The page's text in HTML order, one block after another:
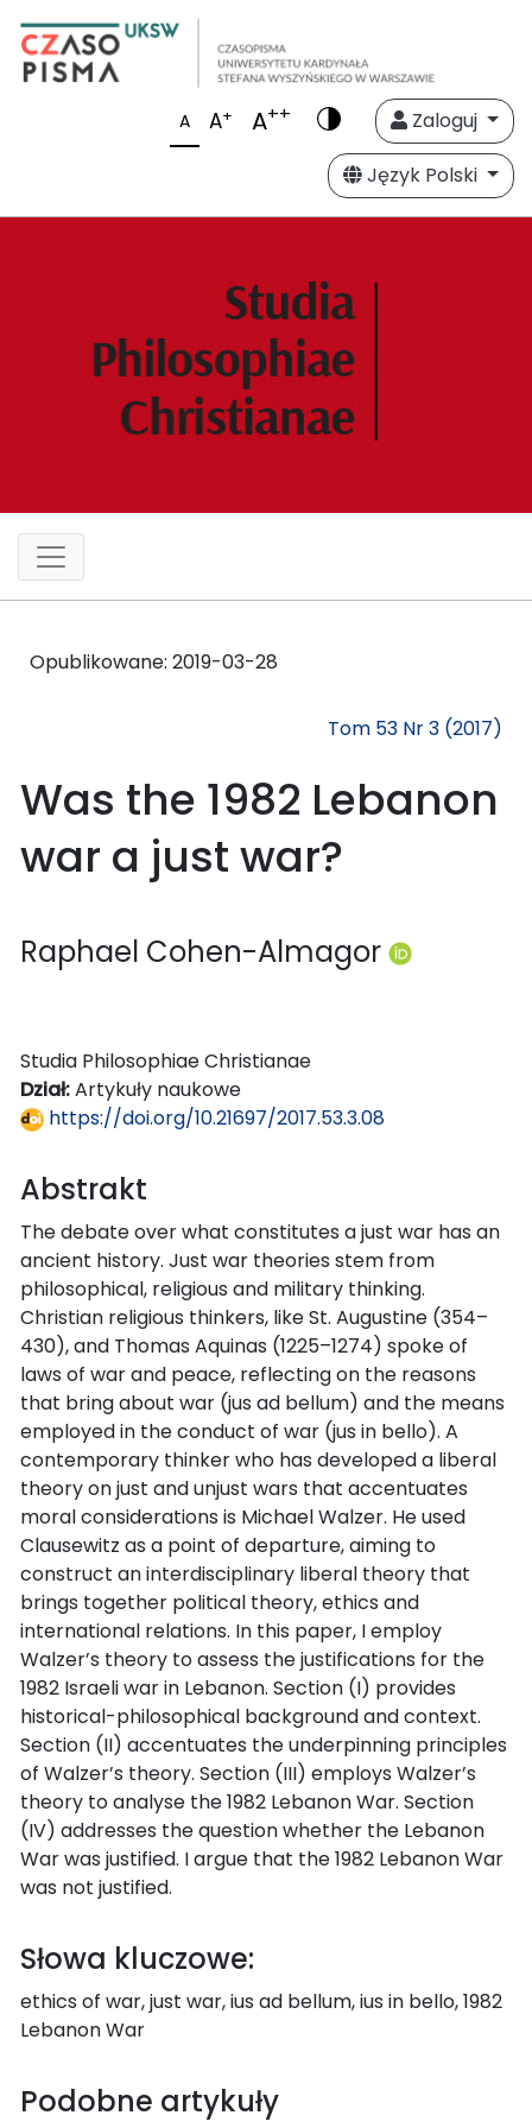
A A+ A++
Zaloguj
Język Polski
Opublikowane: 2019-03-28
Tom 53 Nr 3 (2017)
Was the 1982 Lebanon
war a just war?
Raphael Cohen-Almagor
Studia Philosophiae Christianae
Dział:Artykuły naukowe
https://doi.org/10.21697/2017.53.3.08
Abstrakt
The debate over what constitutes a just war has an
ancient history. Just war theories stem from
philosophical, religious and military thinking.
Christian religious thinkers, like St. Augustine (354–
430), and Thomas Aquinas (1225–1274) spoke of
laws of war and peace, reflecting on the reasons
that bring about war (jus ad bellum) and the means
employed in the conduct of war (jus in bello). A
contemporary thinker who has developed a liberal
theory on just and unjust wars that accentuates
moral considerations is Michael Walzer. He used
Clausewitz as a point of departure, aiming to
construct an interdisciplinary liberal theory that
brings together political theory, ethics and
international relations. In this paper, I employ
Walzer’s theory to assess the justifications for the
1982 Israeli war in Lebanon. Section (I) provides
historical-philosophical background and context.
Section (II) accentuates the underpinning principles
of Walzer’s theory. Section (III) employs Walzer’s
theory to analyse the 1982 Lebanon War. Section
(IV) addresses the question whether the Lebanon
War was justified. I argue that the 1982 Lebanon War
was not justified.
Słowa kluczowe:
ethics of war, just war, ius ad bellum, ius in bello, 1982
Lebanon War
Podobne artykuły